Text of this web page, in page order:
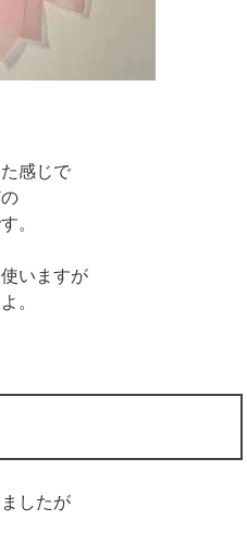
感じで
。
いますが
。
したが